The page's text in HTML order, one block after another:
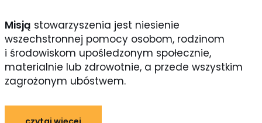
Misją stowarzyszenia jest niesienie
wszechstronnej pomocy osobom, rodzinom
i środowiskom upośledzonym społecznie,
materialnie lub zdrowotnie, a przede wszystkim
zagrożonym ubóstwem.